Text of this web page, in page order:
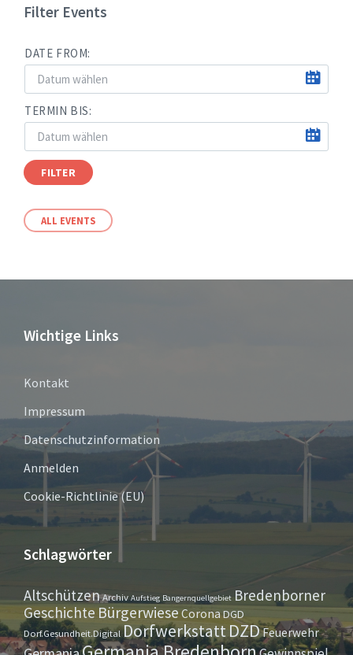
Filter Events
DATE FROM:
TERMIN BIS:
FILTER
ALL EVENTS
Wichtige Links
Kontakt
Impressum
Datenschutzinformation
Anmelden
Cookie-Richtlinie (EU)
Schlagwörter
AltschützenArchiv Aufstieg Bangernquellgebiet Bredenborner
Geschichte Bürgerwiese CoronaDGD
Dorf.Gesundheit.Digital DorfwerkstattDZDFeuerwehr